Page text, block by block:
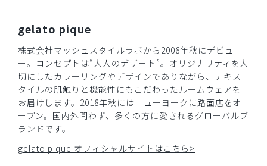
gelato pique
株式会社マッシュスタイルラボから2008年秋にデビュ
ー。コンセプトは“大人のデザート”。オリジナリティを大
切にしたカラーリングやデザインでありながら、テキス
タイルの肌触りと機能性にもこだわったルームウェアを
お届けします。2018年秋にはニューヨークに路面店をオ
ープン。国内外問わず、多くの方に愛されるグローバルブ
ランドです。
gelato pique オフィシャルサイトはこちら>